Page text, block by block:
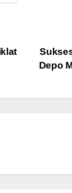
Depo